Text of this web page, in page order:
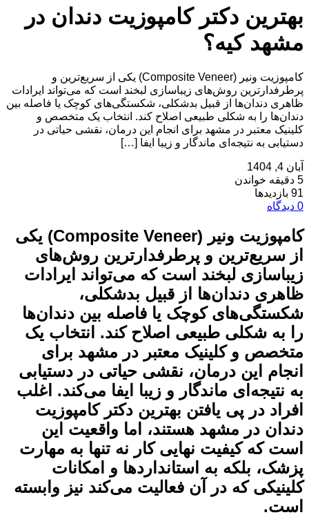
بهترین دکتر کامپوزیت دندان در
مشهد کیه؟
کامپوزیت ونیر (Composite Veneer) یکی از سریع‌ترین و
پرطرفدارترین روش‌های زیباسازی لبخند است که می‌تواند ایرادات
ظاهری دندان‌ها از قبیل بدشکلی، شکستگی‌های کوچک یا فاصله بین
دندان‌ها را به شکلی طبیعی اصلاح کند. انتخاب یک متخصص و
کلینیک معتبر در مشهد برای انجام این درمان، نقشی حیاتی در
دستیابی به نتیجه‌ای ماندگار و زیبا ایفا […]
آبان 4, 1404
5 دقیقه خواندن
91 بازدیدها
0 دیدگاه
کامپوزیت ونیر (Composite Veneer) یکی
از سریع‌ترین و پرطرفدارترین روش‌های
زیباسازی لبخند است که می‌تواند ایرادات
ظاهری دندان‌ها از قبیل بدشکلی،
شکستگی‌های کوچک یا فاصله بین دندان‌ها
را به شکلی طبیعی اصلاح کند. انتخاب یک
متخصص و کلینیک معتبر در مشهد برای
انجام این درمان، نقشی حیاتی در دستیابی
به نتیجه‌ای ماندگار و زیبا ایفا می‌کند. اغلب
افراد در پی یافتن بهترین دکتر کامپوزیت
دندان در مشهد هستند، اما واقعیت این
است که کیفیت نهایی کار نه تنها به مهارت
پزشک، بلکه به استانداردها و امکانات
کلینیکی که در آن فعالیت می‌کند نیز وابسته
است.